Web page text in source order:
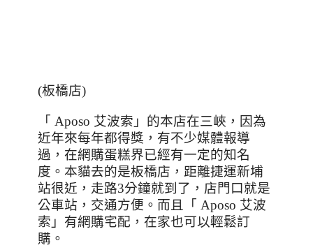
(板橋店)
「 Aposo 艾波索」的本店在三峽，因為
近年來每年都得獎，有不少媒體報導
過，在網購蛋糕界已經有一定的知名
度。本貓去的是板橋店，距離捷運新埔
站很近，走路3分鐘就到了，店門口就是
公車站，交通方便。而且「 Aposo 艾波
索」有網購宅配，在家也可以輕鬆訂
購。